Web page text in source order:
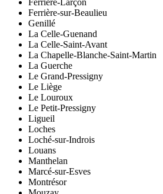
Ferrière-Larçon
Ferrière-sur-Beaulieu
Genillé
La Celle-Guenand
La Celle-Saint-Avant
La Chapelle-Blanche-Saint-Martin
La Guerche
Le Grand-Pressigny
Le Liège
Le Louroux
Le Petit-Pressigny
Ligueil
Loches
Loché-sur-Indrois
Louans
Manthelan
Marcé-sur-Esves
Montrésor